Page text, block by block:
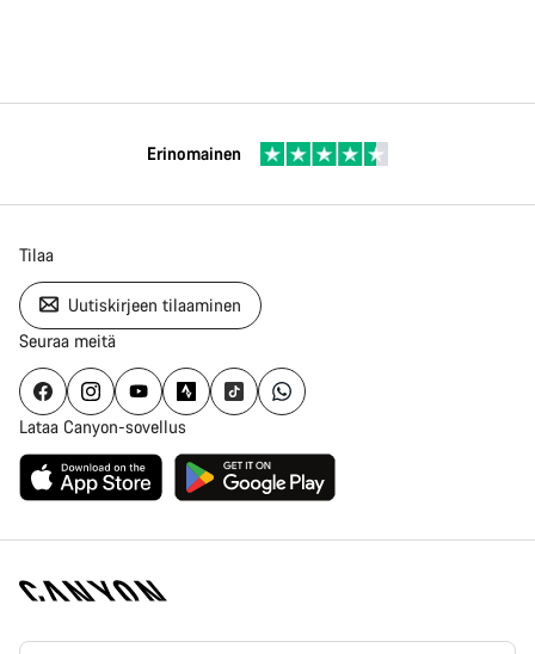
Erinomainen
Tilaa
Uutiskirjeen tilaaminen
Seuraa meitä
Lataa Canyon-sovellus